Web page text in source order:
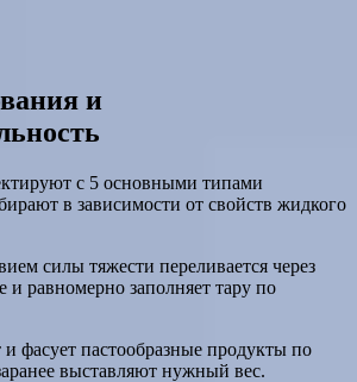
и
с 5 основными типами
в зависимости от свойств жидкого
силы тяжести переливается через
и равномерно заполняет тару по
фасует пастообразные продукты по
выставляют нужный вес.